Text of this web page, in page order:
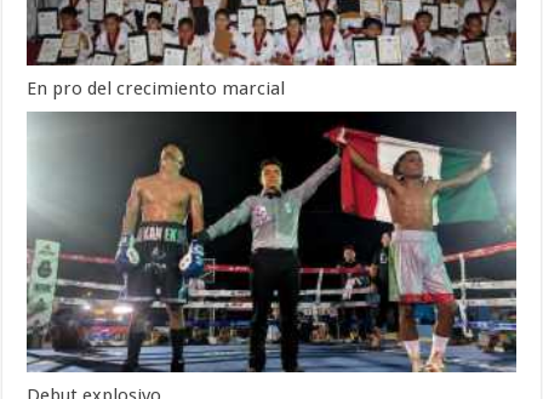
En pro del crecimiento marcial